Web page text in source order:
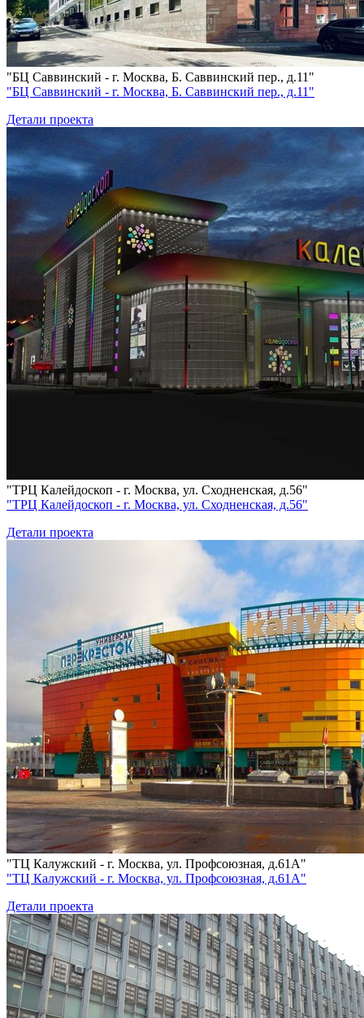
"БЦ Саввинский - г. Москва, Б. Саввинский пер., д.11"
"БЦ Саввинский - г. Москва, Б. Саввинский пер., д.11"
Детали проекта
"ТРЦ Калейдоскоп - г. Москва, ул. Сходненская, д.56"
"ТРЦ Калейдоскоп - г. Москва, ул. Сходненская, д.56"
Детали проекта
"ТЦ Калужский - г. Москва, ул. Профсоюзная, д.61А"
"ТЦ Калужский - г. Москва, ул. Профсоюзная, д.61А"
Детали проекта